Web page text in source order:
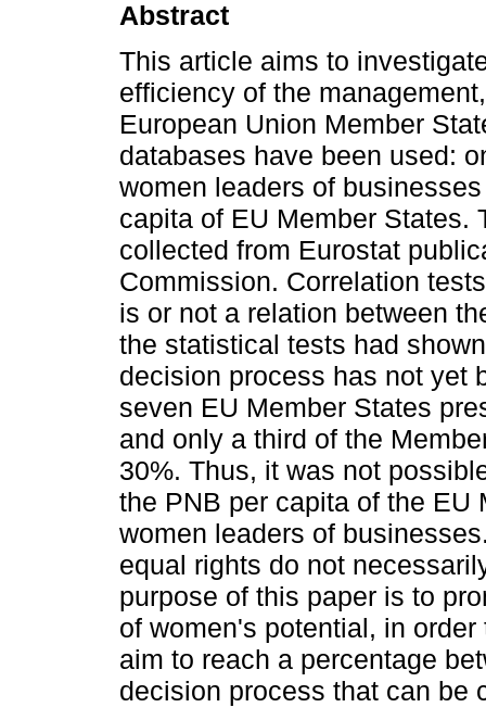
Abstract
This article aims to
efficiency of the
European Union Member
databases have been used:
women leaders of
capita of EU Member States.
collected from Eurostat
Commission. Correlation
is or not a relation between
the statistical tests had
decision process has not yet
seven EU Member States
and only a third of the
30%. Thus, it was not
the PNB per capita of the EU
women leaders of
equal rights do not
purpose of this paper is to
of women's potential, in
aim to reach a percentage
decision process that can be